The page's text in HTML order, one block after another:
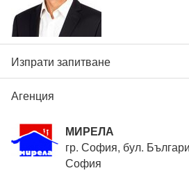
Изпрати запитване
Агенция
МИРЕЛА
гр. София, бул.
София